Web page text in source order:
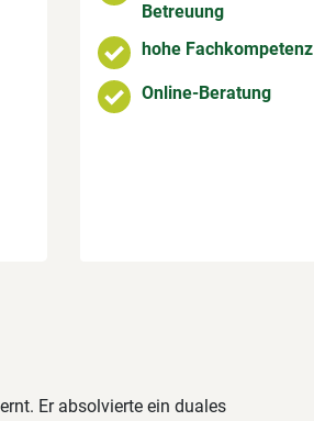
Betreuung
hohe Fachkompetenz
Online-Beratung
Er absolvierte ein duales